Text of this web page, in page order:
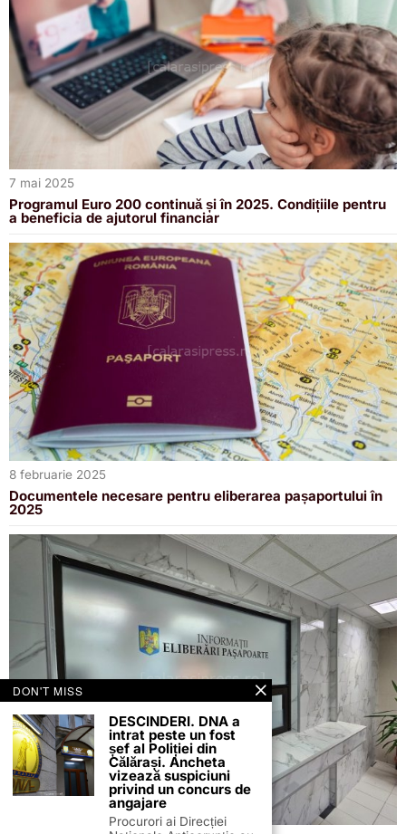
7 mai 2025
Programul Euro 200 continuă și în 2025. Condițiile pentru
a beneficia de ajutorul financiar
8 februarie 2025
Documentele necesare pentru eliberarea pașaportului în
2025
DON'T MISS
DESCINDERI. DNA a
intrat peste un fost
șef al Poliției din
Călărași. Ancheta
vizează suspiciuni
privind un concurs de
angajare
Procurori ai Direcției